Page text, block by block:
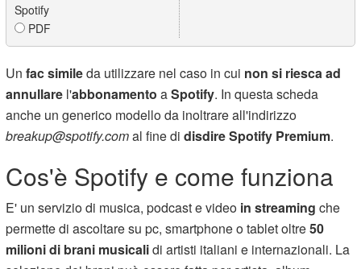
Spotify
PDF
Unfac simileda utilizzare nel caso in cui non si riesca ad
annullare l'abbonamento aSpotify. In questa scheda
anche un generico modello da inoltrare all'indirizzo
breakup@spotify.comal fine didisdire Spotify Premium.
Cos'è Spotify e come funziona
E' un servizio di musica, podcast e video in streaming che
permette di ascoltare su pc, smartphone o tablet oltre50
milioni di brani musicalidi artisti italiani e internazionali. La